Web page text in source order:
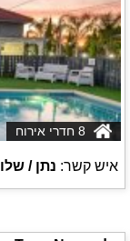
איש קשר: נתן /